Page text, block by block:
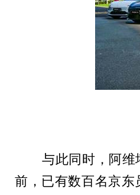
与此同时， 阿维
前，已有数百名京东